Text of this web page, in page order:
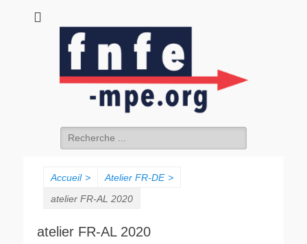
fnfe-mpe.org
Rechercher :
Accueil > Atelier FR-DE >
atelier FR-AL 2020
atelier FR-AL 2020